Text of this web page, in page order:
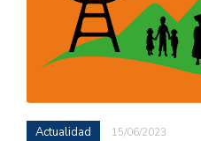
Actualidad 15/06/2023